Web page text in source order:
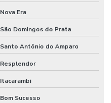
Nova Era
São Domingos do Prata
Santo Antônio do Amparo
Resplendor
Itacarambi
Bom Sucesso